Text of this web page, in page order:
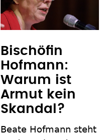
Bischöfin
Hofmann:
Warum ist
Armut kein
Skandal?
Beate Hofmann steht